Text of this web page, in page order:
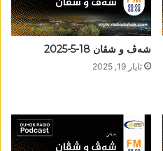
شەڤ و شڤان 18-5-2025
ئایار 19, 2025